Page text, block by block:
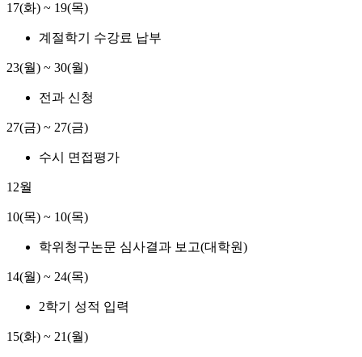
17(화) ~ 19(목)
계절학기 수강료 납부
23(월) ~ 30(월)
전과 신청
27(금) ~ 27(금)
수시 면접평가
12월
10(목) ~ 10(목)
학위청구논문 심사결과 보고(대학원)
14(월) ~ 24(목)
2학기 성적 입력
15(화) ~ 21(월)